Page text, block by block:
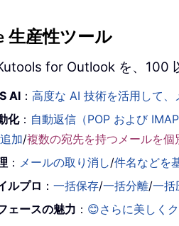
生産性ツール
for Outlook を、100
AI ：高度な AI 技術を活用して、
化： 自動返信（POP および IMAP
加/複数の宛先を持つメールを
： メールの取り消し/件名などを
ルプロ ：一括保存/一括分離/一括
ェースの魅力 ： 😊さらに美しく